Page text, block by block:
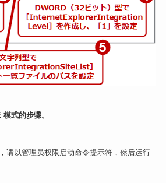
式的步骤。
请以管理员权限启动命令提示符，然后运行